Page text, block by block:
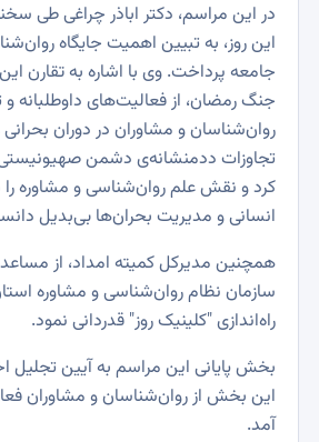
در این مراسم، دکتر اباذر چراغی طی
این روز، به تبیین اهمیت جایگاه
جامعه پرداخت. وی با اشاره به تقارن
جنگ رمضان، از فعالیت‌های
روان‌شناسان و مشاوران در دوران
تجاوزات ددمنشانه‌ی دشمن
کرد و نقش علم روان‌شناسی و مشاوره
انسانی و مدیریت بحران‌ها بی‌بدیل
همچنین مدیر‌کل کمیته امداد، از
سازمان نظام روان‌شناسی و مشاوره
راه‌اندازی "کلینیک روز" قدردانی نمود.
بخش پایانی این مراسم به آیین
این بخش از روان‌شناسان و مشاوران
آمد.